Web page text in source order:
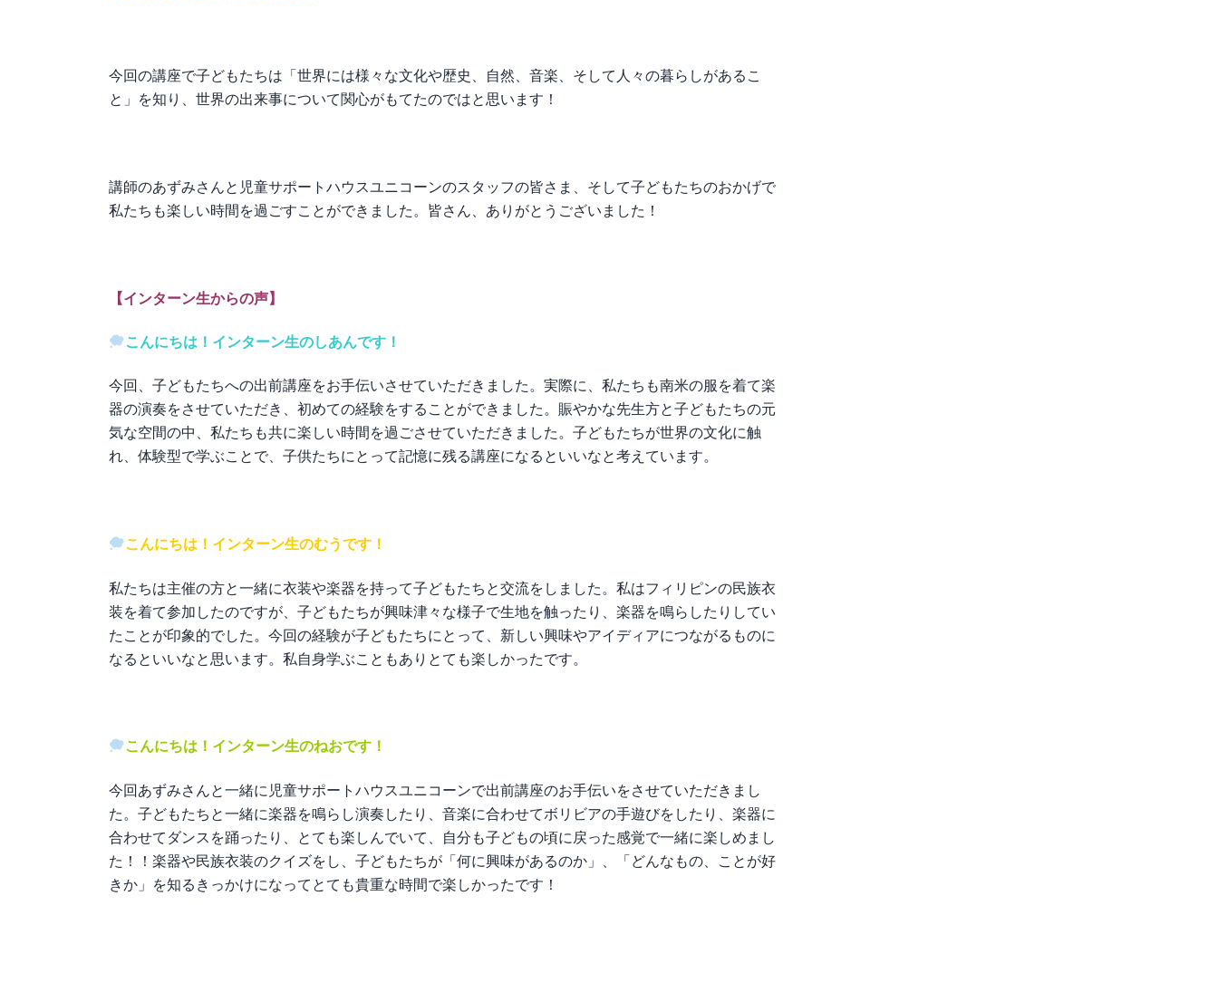
今回の講座で子どもたちは「世界には様々な文化や歴史、自然、音楽、そして人々の暮らしがあるこ
と」を知り、世界の出来事について関心がもてたのではと思います！
講師のあずみさんと児童サポートハウスユニコーンのスタッフの皆さま、そして子どもたちのおかげで
私たちも楽しい時間を過ごすことができました。皆さん、ありがとうございました！
【インターン生からの声】
こんにちは！インターン生のしあんです！
今回、子どもたちへの出前講座をお手伝いさせていただきました。実際に、私たちも南米の服を着て楽
器の演奏をさせていただき、初めての経験をすることができました。賑やかな先生方と子どもたちの元
気な空間の中、私たちも共に楽しい時間を過ごさせていただきました。子どもたちが世界の文化に触
れ、体験型で学ぶことで、子供たちにとって記憶に残る講座になるといいなと考えています。
こんにちは！インターン生のむうです！
私たちは主催の方と一緒に衣装や楽器を持って子どもたちと交流をしました。私はフィリピンの民族衣
装を着て参加したのですが、子どもたちが興味津々な様子で生地を触ったり、楽器を鳴らしたりしてい
たことが印象的でした。今回の経験が子どもたちにとって、新しい興味やアイディアにつながるものに
なるといいなと思います。私自身学ぶこともありとても楽しかったです。
こんにちは！インターン生のねおです！
今回あずみさんと一緒に児童サポートハウスユニコーンで出前講座のお手伝いをさせていただきまし
た。子どもたちと一緒に楽器を鳴らし演奏したり、音楽に合わせてボリビアの手遊びをしたり、楽器に
合わせてダンスを踊ったり、とても楽しんでいて、自分も子どもの頃に戻った感覚で一緒に楽しめまし
た！！楽器や民族衣装のクイズをし、子どもたちが「何に興味があるのか」、「どんなもの、ことが好
きか」を知るきっかけになってとても貴重な時間で楽しかったです！